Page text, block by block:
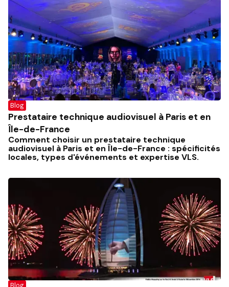
Blog
Prestataire technique audiovisuel à Paris et en
Île-de-France
Comment choisir un prestataire technique
audiovisuel à Paris et en Île-de-France : spécificités
locales, types d'événements et expertise VLS.
Blog